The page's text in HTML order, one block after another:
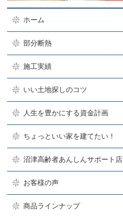
ホーム
部分断熱
施工実績
いい土地探しのコツ
人生を豊かにする資金計画
ちょっといい家を建てたい！
沼津高齢者あんしんサポート店
お客様の声
商品ラインナップ